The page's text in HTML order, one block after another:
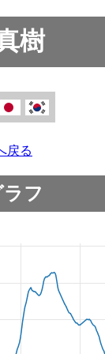
樹
戻る
フ